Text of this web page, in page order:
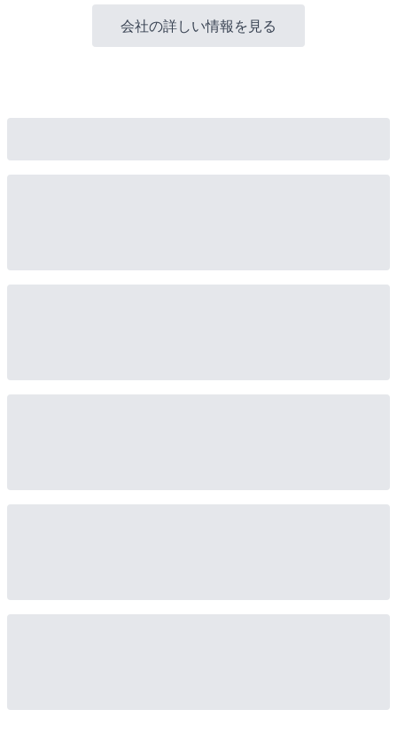
会社の詳しい情報を見る